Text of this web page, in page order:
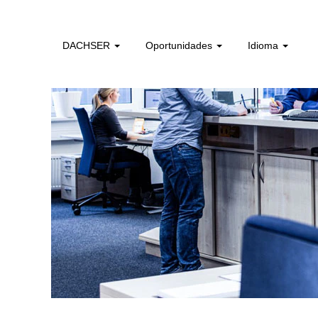
DACHSER Oportunidades Idioma